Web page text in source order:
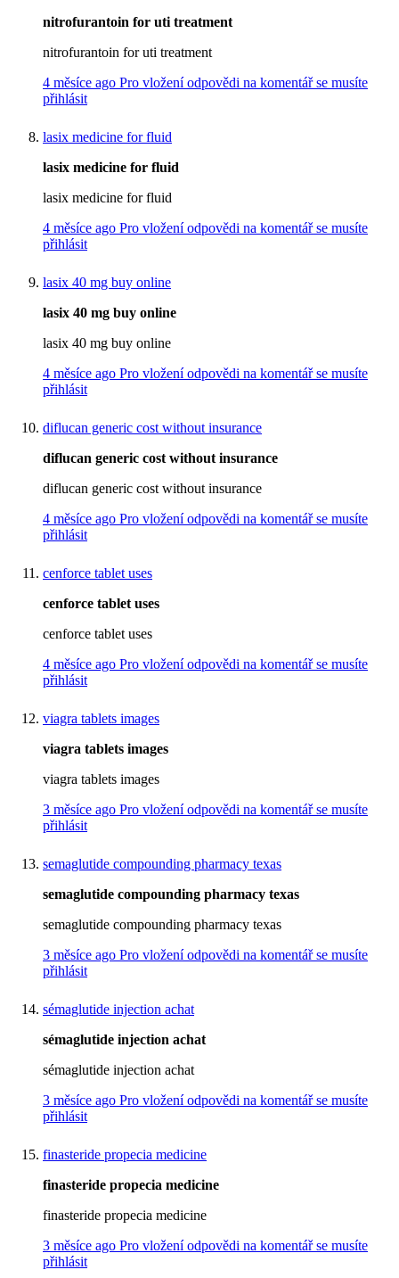
nitrofurantoin for uti treatment
nitrofurantoin for uti treatment
4 měsíce ago Pro vložení odpovědi na komentář se musíte
přihlásit
lasix medicine for fluid
lasix medicine for fluid
lasix medicine for fluid
4 měsíce ago Pro vložení odpovědi na komentář se musíte
přihlásit
lasix 40 mg buy online
lasix 40 mg buy online
lasix 40 mg buy online
4 měsíce ago Pro vložení odpovědi na komentář se musíte
přihlásit
diflucan generic cost without insurance
diflucan generic cost without insurance
diflucan generic cost without insurance
4 měsíce ago Pro vložení odpovědi na komentář se musíte
přihlásit
cenforce tablet uses
cenforce tablet uses
cenforce tablet uses
4 měsíce ago Pro vložení odpovědi na komentář se musíte
přihlásit
viagra tablets images
viagra tablets images
viagra tablets images
3 měsíce ago Pro vložení odpovědi na komentář se musíte
přihlásit
semaglutide compounding pharmacy texas
semaglutide compounding pharmacy texas
semaglutide compounding pharmacy texas
3 měsíce ago Pro vložení odpovědi na komentář se musíte
přihlásit
sémaglutide injection achat
sémaglutide injection achat
sémaglutide injection achat
3 měsíce ago Pro vložení odpovědi na komentář se musíte
přihlásit
finasteride propecia medicine
finasteride propecia medicine
finasteride propecia medicine
3 měsíce ago Pro vložení odpovědi na komentář se musíte
přihlásit